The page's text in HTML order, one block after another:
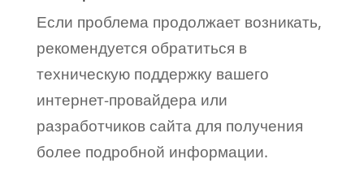
Если проблема продолжает возникать,
рекомендуется обратиться в
техническую поддержку вашего
интернет-провайдера или
разработчиков сайта для получения
более подробной информации.